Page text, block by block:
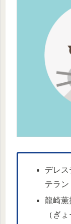
デレ
テラン
龍崎薫
（ぎ